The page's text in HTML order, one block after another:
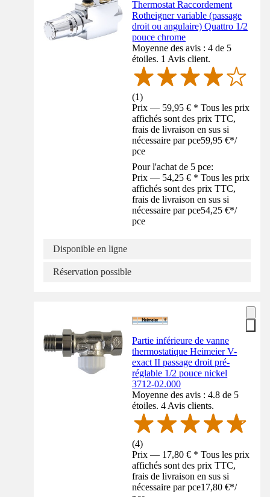
Thermostat Raccordement
Rotheigner variable (passage
droit ou angulaire) Quattro 1/2
pouce chrome
Moyenne des avis : 4 de 5
étoiles. 1 Avis client.
(1)
Prix — 59,95 € * Tous les prix
affichés sont des prix TTC,
frais de livraison en sus si
nécessaire par pce59,95 €*/
pce
Pour l'achat de 5 pce:
Prix — 54,25 € * Tous les prix
affichés sont des prix TTC,
frais de livraison en sus si
nécessaire par pce54,25 €*/
pce
Disponible en ligne
Réservation possible
Partie inférieure de vanne
thermostatique Heimeier V-
exact II passage droit pré-
réglable 1/2 pouce nickel
3712-02.000
Moyenne des avis : 4.8 de 5
étoiles. 4 Avis clients.
(4)
Prix — 17,80 € * Tous les prix
affichés sont des prix TTC,
frais de livraison en sus si
nécessaire par pce17,80 €*/